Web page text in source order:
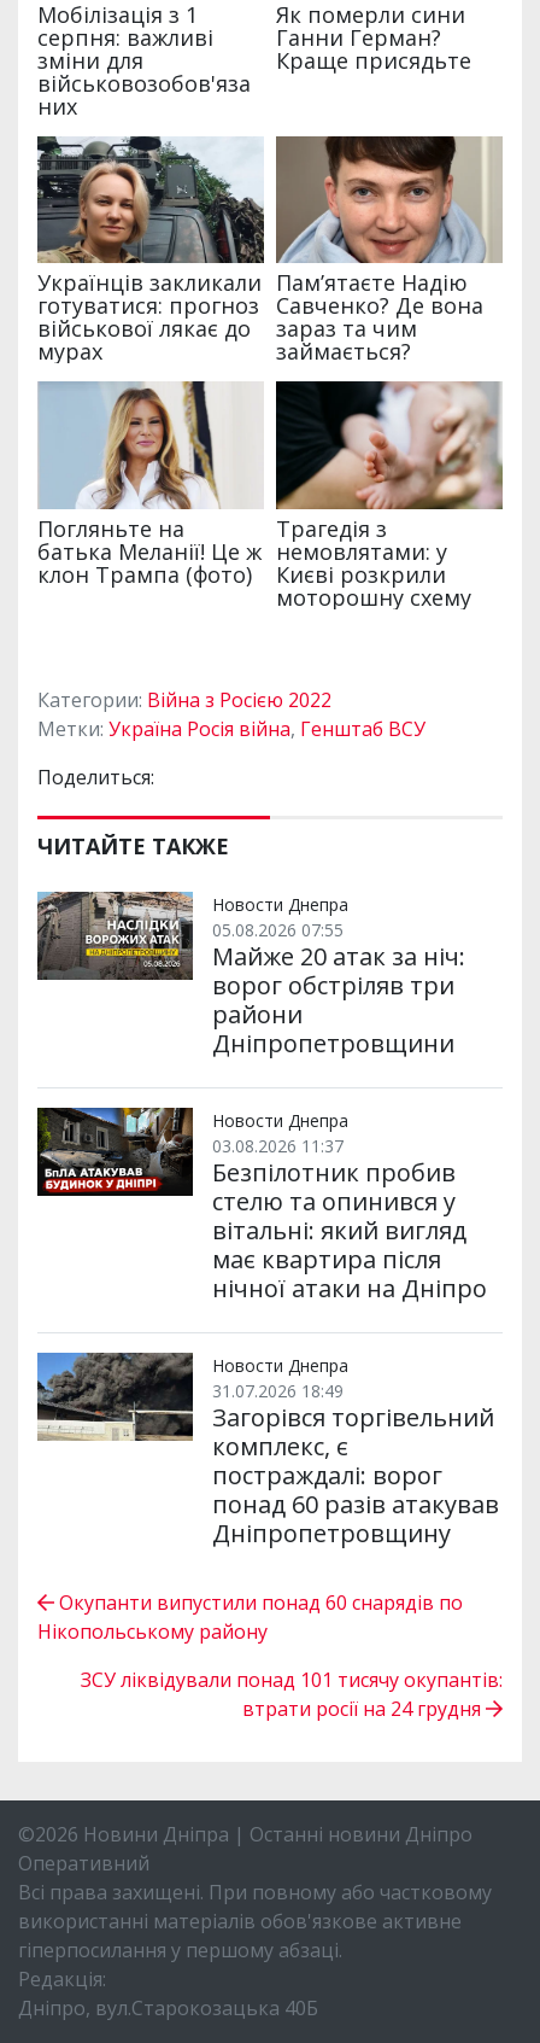
Категории: Війна з Росією 2022
Метки: Україна Росія війна, Генштаб ВСУ
Поделиться:
ЧИТАЙТЕ ТАКЖЕ
Новости Днепра
05.08.2026 07:55
Майже 20 атак за ніч:
ворог обстріляв три
райони
Дніпропетровщини
Новости Днепра
03.08.2026 11:37
Безпілотник пробив
стелю та опинився у
вітальні: який вигляд
має квартира після
нічної атаки на Дніпро
Новости Днепра
31.07.2026 18:49
Загорівся торгівельний
комплекс, є
постраждалі: ворог
понад 60 разів атакував
Дніпропетровщину
Окупанти випустили понад 60 снарядів по
Нікопольському району
ЗСУ ліквідували понад 101 тисячу окупантів:
втрати росії на 24 грудня
©2026 Новини Дніпра | Останні новини Дніпро
Оперативний
Всі права захищені. При повному або частковому
використанні матеріалів обов'язкове активне
гіперпосилання у першому абзаці.
Редакція:
Дніпро, вул.Старокозацька 40Б